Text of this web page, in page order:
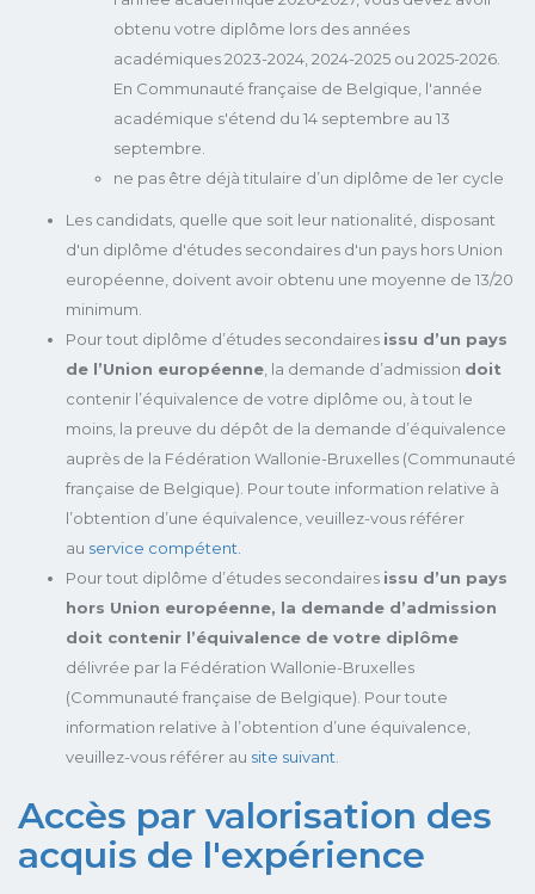
obtenu votre diplôme lors des années
académiques 2023-2024, 2024-2025 ou 2025-2026.
En Communauté française de Belgique, l'année
académique s'étend du 14 septembre au 13
septembre.
ne pas être déjà titulaire d’un diplôme de 1er cycle
Les candidats, quelle que soit leur nationalité, disposant
d'un diplôme d'études secondaires d'un pays hors Union
européenne, doivent avoir obtenu une moyenne de 13/20
minimum.
Pour tout diplôme d’études secondaires issu d’un pays
de l’Union européenne , la demande d’admission doit
contenir l’équivalence de votre diplôme ou, à tout le
moins, la preuve du dépôt de la demande d’équivalence
auprès de la Fédération Wallonie-Bruxelles (Communauté
française de Belgique). Pour toute information relative à
l’obtention d’une équivalence, veuillez-vous référer
au service compétent.
Pour tout diplôme d’études secondaires issu d’un pays
hors Union européenne, la demande d’admission
doit contenir l’équivalence de votre diplôme
délivrée par la Fédération Wallonie-Bruxelles
(Communauté française de Belgique). Pour toute
information relative à l’obtention d’une équivalence,
veuillez-vous référer au site suivant
Accès par valorisation des
acquis de l'expérience